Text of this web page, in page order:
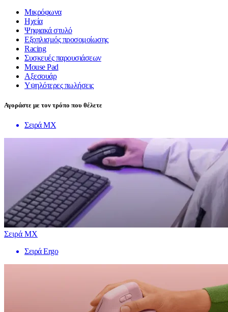
Μικρόφωνα
Ηχεία
Ψηφιακά στυλό
Εξοπλισμός προσομοίωσης
Racing
Συσκευές παρουσιάσεων
Mouse Pad
Αξεσουάρ
Υψηλότερες πωλήσεις
Αγοράστε με τον τρόπο που θέλετε
Σειρά MX
Σειρά MX
Σειρά Ergo